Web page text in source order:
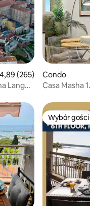
ocena: 4,89 na 5,
4,89 (265)
Langhe
Condo
Casa Masha
Wybór gości
Wybór gości